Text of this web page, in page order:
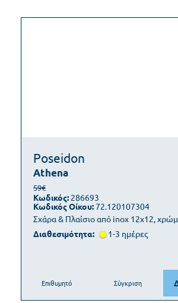
Poseidon
Athena
Σχάρα & Πλαίσιο από inox 12x12,
59€
Κωδικός: 286693
Κωδικός Οίκου:72.120107304
Διαθεσιμότητα: 1-3 ημέρες
Επιθυμητό Σύγκριση